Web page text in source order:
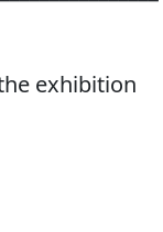
exhibition